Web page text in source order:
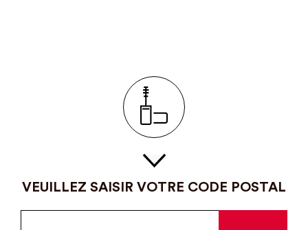
VEUILLEZ SAISIR VOTRE CODE POSTAL